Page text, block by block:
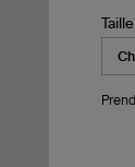
Taille